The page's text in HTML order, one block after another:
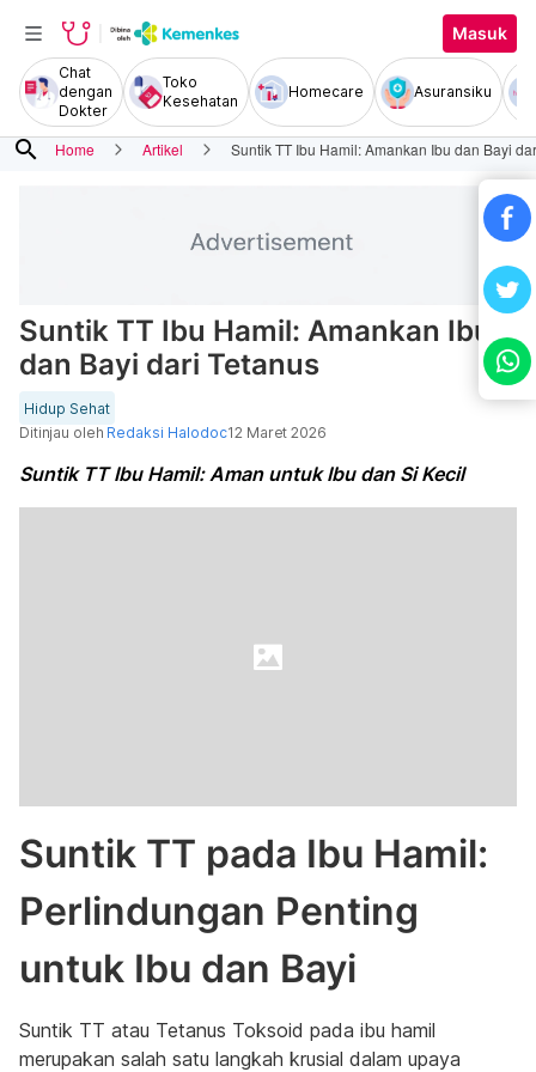
Masuk
Chat
dengan
Dokter
Toko
Kesehatan
Homecare Asuransiku
search Home Artikel Suntik TT Ibu Hamil: Amankan Ibu dan Bayi
Suntik TT Ibu Hamil: Amankan Ibu
dan Bayi dari Tetanus
Hidup Sehat
Ditinjau oleh Redaksi Halodoc12 Maret 2026
Suntik TT Ibu Hamil: Aman untuk Ibu dan Si Kecil
Suntik TT pada Ibu Hamil:
Perlindungan Penting
untuk Ibu dan Bayi
Suntik TT atau Tetanus Toksoid pada ibu hamil
merupakan salah satu langkah krusial dalam upaya